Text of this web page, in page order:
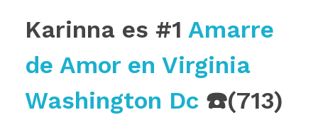
Karinna es #1 Amarre
de Amor en Virginia
Washington Dc ☎️(713)